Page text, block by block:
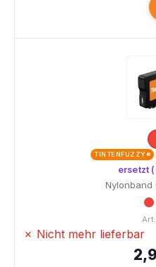
TINTENFUZZY®
ersetzt
✗ Nicht mehr lieferbar